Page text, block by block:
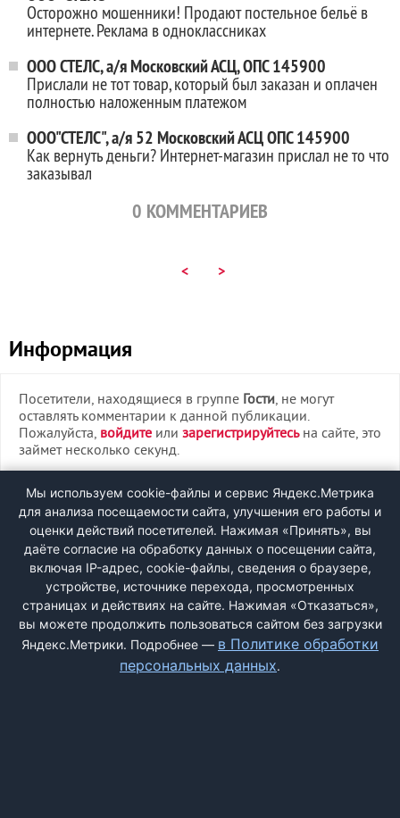
Осторожно мошенники! Продают постельное бельё в
интернете. Реклама в одноклассниках
ООО СТЕЛС, а/я Московский АСЦ, ОПС 145900
Прислали не тот товар, который был заказан и оплачен
полностью наложенным платежом
ООО"СТЕЛС", а/я 52 Московский АСЦ ОПС 145900
Как вернуть деньги? Интернет-магазин прислал не то что
заказывал
0 КОММЕНТАРИЕВ
< >
Информация
Посетители, находящиеся в группе Гости, не могут
оставлять комментарии к данной публикации.
Пожалуйста, войдите или зарегистрируйтесьна сайте, это
займет несколько секунд.
ВХОД
РЕГИСТРАЦИЯ
Быстрая регистрациячерез соцсети:
Мы используем cookie-файлы и сервис Яндекс.Метрика
для анализа посещаемости сайта, улучшения его работы и
оценки действий посетителей. Нажимая «Принять», вы
даёте согласие на обработку данных о посещении сайта,
включая IP-адрес, cookie-файлы, сведения о браузере,
устройстве, источнике перехода, просмотренных
страницах и действиях на сайте. Нажимая «Отказаться»,
вы можете продолжить пользоваться сайтом без загрузки
Яндекс.Метрики. Подробнее — в Политике обработки
персональных данных.